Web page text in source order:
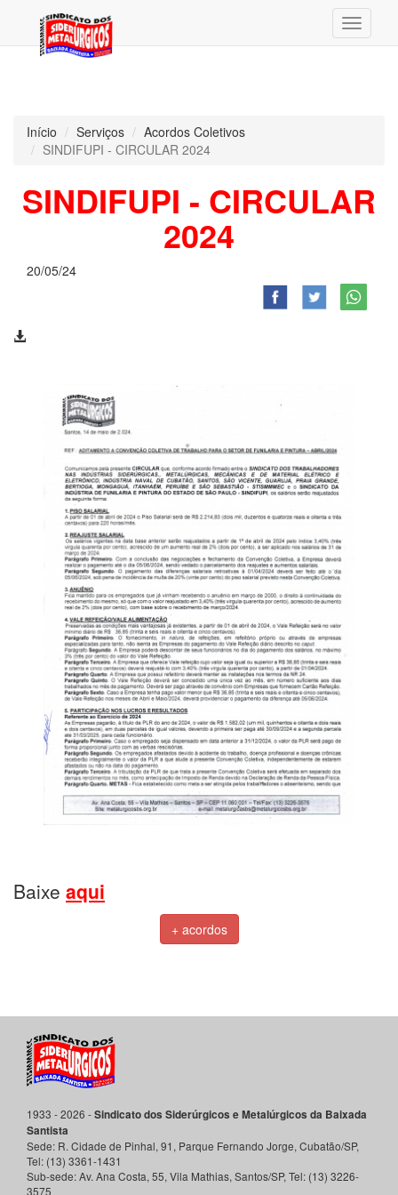
Menu
Início Serviços
Acordos Coletivos
SINDIFUPI - CIRCULAR 2024
SINDIFUPI - CIRCULAR
2024
20/05/24
Baixe aqui
+ acordos
1933 - 2026 -Sindicato dos Siderúrgicos e Metalúrgicos da Baixada
Santista
Sede: R. Cidade de Pinhal, 91, Parque Fernando Jorge, Cubatão/SP,
Tel: (13) 3361-1431
Sub-sede:Av. Ana Costa, 55, Vila Mathias, Santos/SP, Tel: (13) 3226-
3575